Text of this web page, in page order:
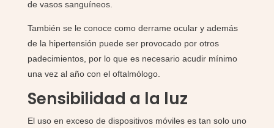
de vasos sanguíneos.
También se le conoce como derrame ocular y además
de la hipertensión puede ser provocado por otros
padecimientos, por lo que es necesario acudir mínimo
una vez al año con el oftalmólogo.
Sensibilidad a la luz
El uso en exceso de dispositivos móviles es tan solo uno